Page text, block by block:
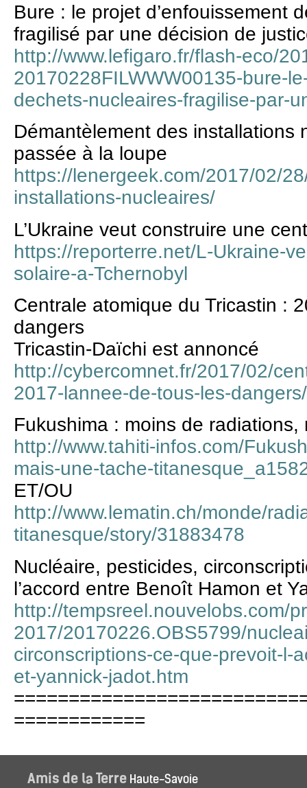
Bure : le projet d’enfouissement
fragilisé par une décision de
http://www.lefigaro.fr/flash-eco/
20170228FILWWW00135-bure-
dechets-nucleaires-fragilise-par-
Démantèlement des installations
passée à la loupe
https://lenergeek.com/2017/02/
installations-nucleaires/
L’Ukraine veut construire une
https://reporterre.net/L-Ukraine-
solaire-a-Tchernobyl
Centrale atomique du Tricastin :
dangers
Tricastin-Daïchi est annoncé
http://cybercomnet.fr/2017/02/
2017-lannee-de-tous-les-dangers/
Fukushima : moins de
http://www.tahiti-infos.com/
mais-une-tache-
ET/OU
http://www.lematin.ch/monde/
titanesque/story/31883478
Nucléaire, pesticides,
l’accord entre Benoît Hamon et
http://tempsreel.nouvelobs.com/
2017/20170226.OBS5799/
circonscriptions-ce-que-prevoit-l-
et-yannick-jadot.htm
============